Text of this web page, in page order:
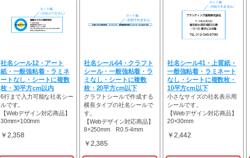
社名シール12・アート
紙・一般強粘着・ラミネ
ートなし・シートに複数
枚・30平方cm以内
6行まで入力可能な社名シー
ルです。
【Webデザイン対応商品】
30mm×100mm
￥2,358
社名シール64・クラフト
シール・一般強粘着・ラ
ミなし・シートに複数
枚・20平方cm以下
クラフトシールで作成する
横長タイプの社名シールで
す。
【Webデザイン対応商品】
8×250mm R0.5-4mm
￥2,385
社名シール41・上質紙・
一般強粘着・ラミネート
なし・シートに複数枚・
10平方cm以下
小さなサイズの社名表示用
シールです。
【Webデザイン対応商品】
20×30mm
￥2,442